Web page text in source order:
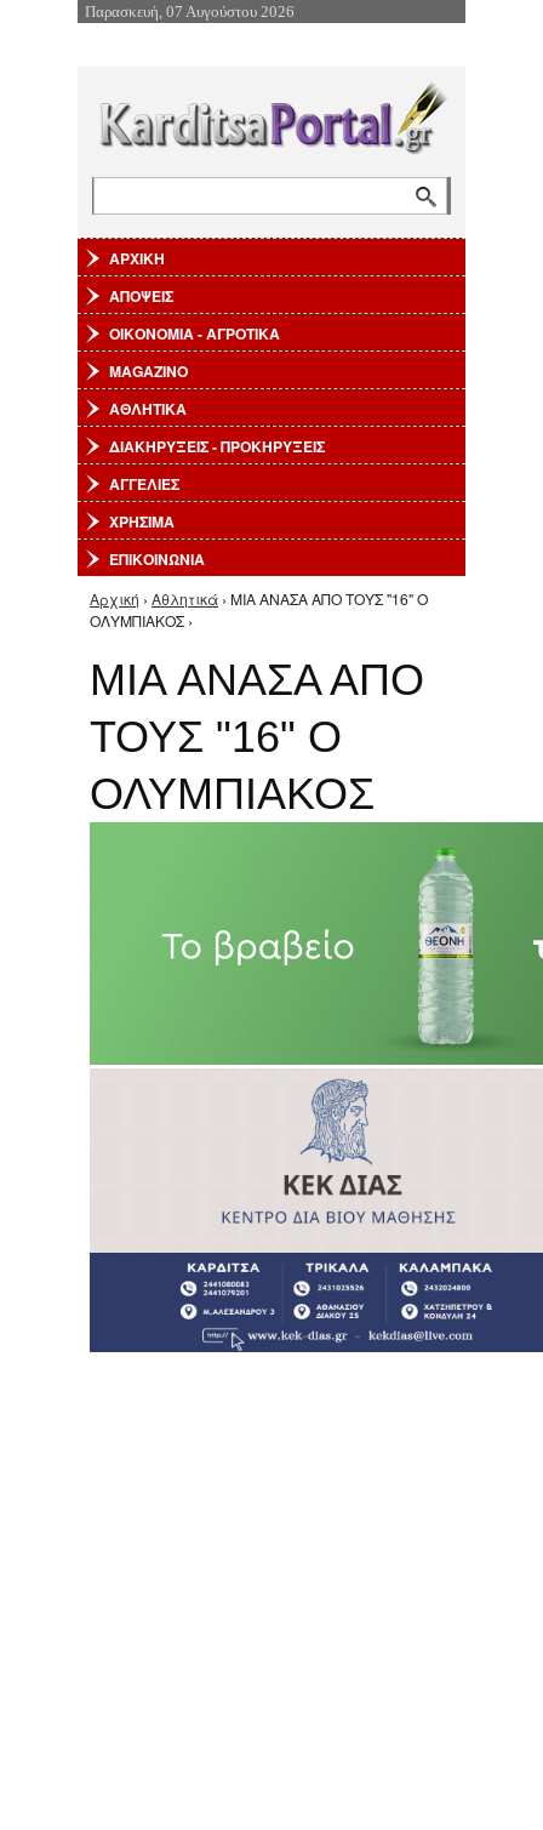
Επιστροφή στην Πλοήγηση
Παρασκευή, 07 Αυγούστου 2026
ΑΡΧΙΚΗ
ΑΠΟΨΕΙΣ
ΟΙΚΟΝΟΜΙΑ - ΑΓΡΟΤΙΚΑ
MAGAZINO
ΑΘΛΗΤΙΚΑ
ΔΙΑΚΗΡΥΞΕΙΣ - ΠΡΟΚΗΡΥΞΕΙΣ
ΑΓΓΕΛΙΕΣ
ΧΡΗΣΙΜΑ
ΕΠΙΚΟΙΝΩΝΙΑ
Είστε εδώ
Αρχική › Αθλητικά › MIA ΑΝΑΣΑ ΑΠΟ ΤΟΥΣ "16" Ο
ΟΛΥΜΠΙΑΚΟΣ ›
MIA ΑΝΑΣΑ ΑΠΟ
ΤΟΥΣ "16" Ο
ΟΛΥΜΠΙΑΚΟΣ